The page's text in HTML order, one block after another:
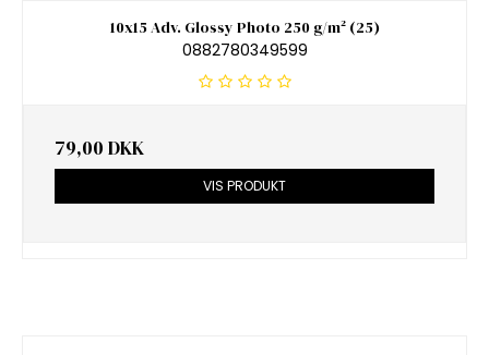
10x15 Adv. Glossy Photo 250 g/m² (25)
0882780349599
79,00 DKK
VIS PRODUKT